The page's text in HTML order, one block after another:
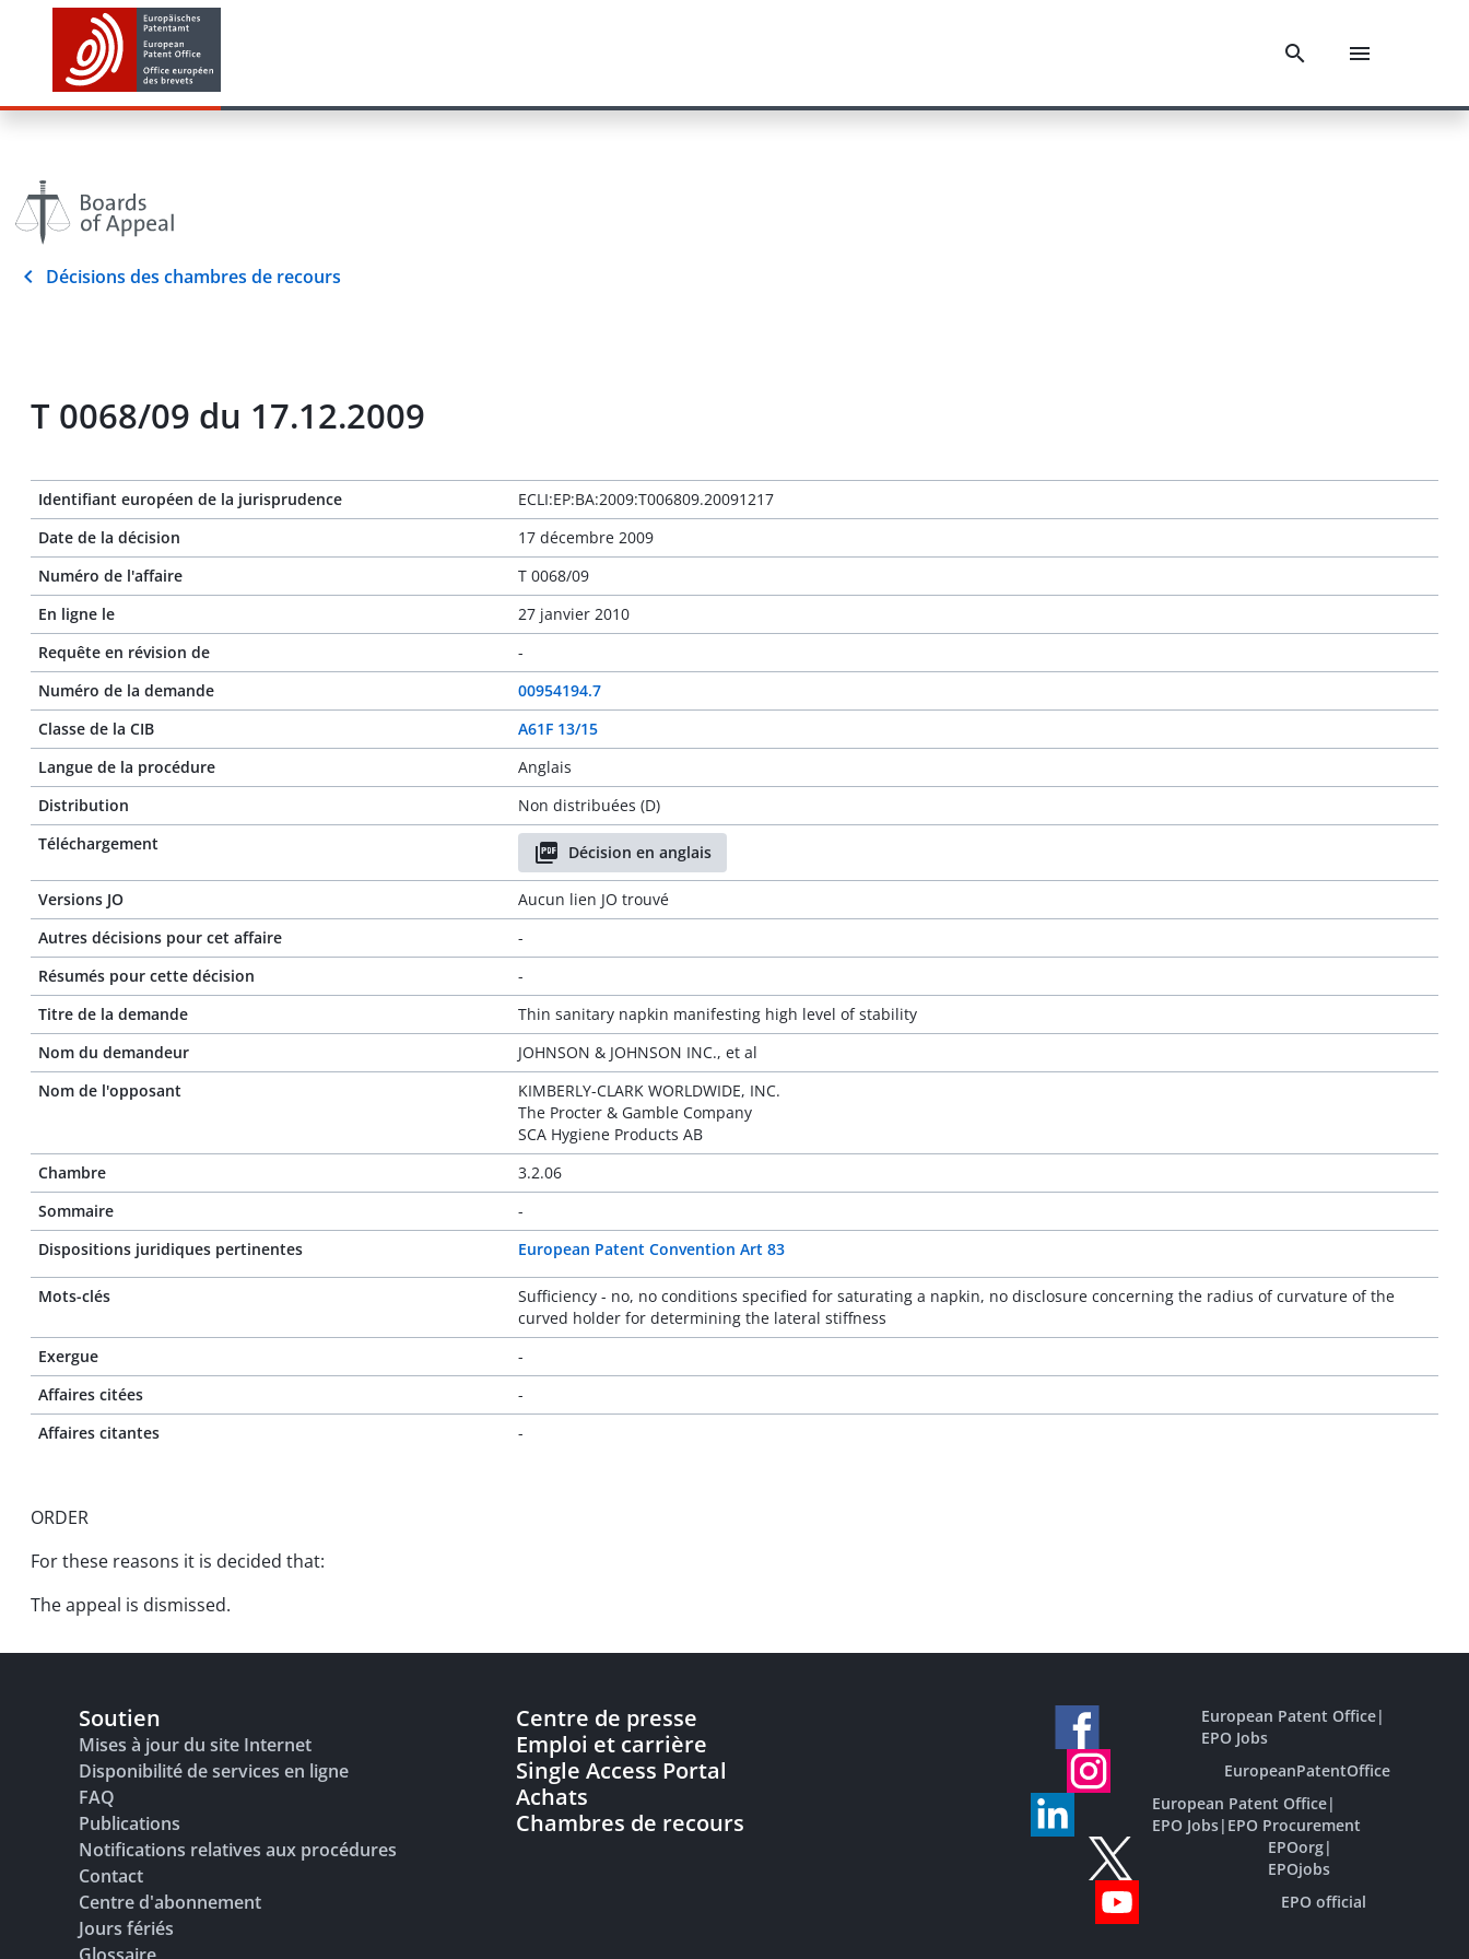
Décisions des chambres de recours
T 0068/09 du 17.12.2009
Identifiant européen de la jurisprudence
ECLI:EP:BA:2009:T006809.20091217
Date de la décision
17 décembre 2009
Numéro de l'affaire
T 0068/09
En ligne le
27 janvier 2010
Requête en révision de
-
Numéro de la demande
00954194.7
Classe de la CIB
A61F 13/15
Langue de la procédure
Anglais
Distribution
Non distribuées (D)
Téléchargement
Décision en anglais
Versions JO
Aucun lien JO trouvé
Autres décisions pour cet affaire
-
Résumés pour cette décision
-
Titre de la demande
Thin sanitary napkin manifesting high level of stability
Nom du demandeur
JOHNSON & JOHNSON INC., et al
Nom de l'opposant
KIMBERLY-CLARK WORLDWIDE, INC.
The Procter & Gamble Company
SCA Hygiene Products AB
Chambre
3.2.06
Sommaire
-
Dispositions juridiques pertinentes
European Patent Convention Art 83
Mots-clés
Sufficiency - no, no conditions specified for saturating a napkin, no disclosure concerning the radius of curvature of the
curved holder for determining the lateral stiffness
Exergue
-
Affaires citées
-
Affaires citantes
-
ORDER
For these reasons it is decided that:
The appeal is dismissed.
Soutien
Mises à jour du site Internet
Disponibilité de services en ligne
FAQ
Publications
Notifications relatives aux procédures
Contact
Centre d'abonnement
Jours fériés
Centre de presse
Emploi et carrière
Single Access Portal
Achats
Chambres de recours
European Patent Office|
EPO Jobs
EuropeanPatentOffice
European Patent Office|
EPO Jobs| EPO Procurement
EPOorg|
EPOjobs
EPO official